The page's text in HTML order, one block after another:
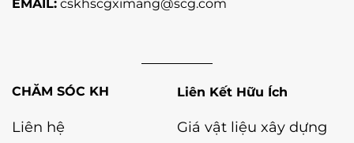
EMAIL: cskhscgximang@scg.com
Liên hệ
Liên Kết Hữu Ích
Giá vật liệu xây dựng